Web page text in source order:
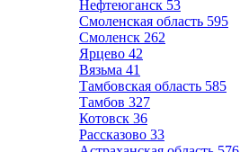
Нефтеюганск 53
Смоленская область 595
Смоленск 262
Ярцево 42
Вязьма 41
Тамбовская область 585
Тамбов 327
Котовск 36
Рассказово 33